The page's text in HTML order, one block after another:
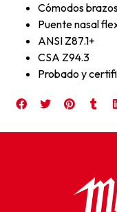
Cómodos
Puente nasal
ANSI Z87.1+
CSA Z94.3
Probado y